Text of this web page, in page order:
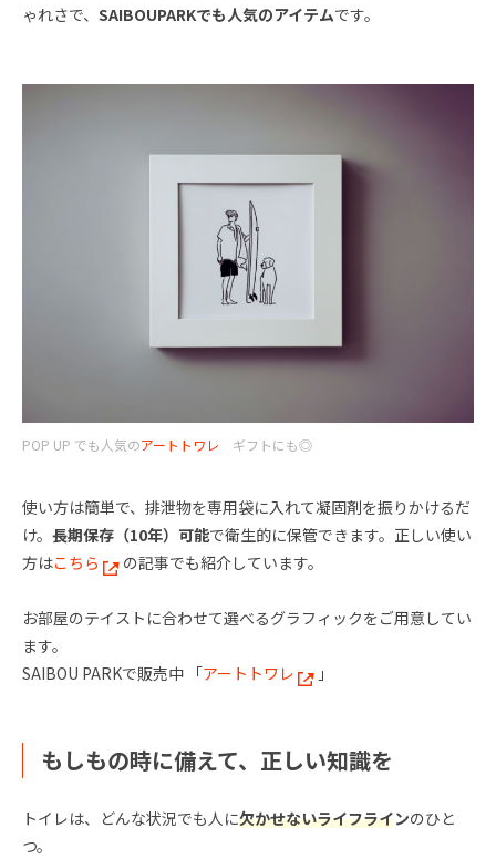
ゃれさで、 SAIBOUPARKでも人気のアイテムです。
POP UP でも人気のアートトワレ ギフトにも◎
使い方は簡単で、排泄物を専用袋に入れて凝固剤を振りかけるだ
け。 長期保存（10年）可能で衛生的に保管できます。正しい使い
方はこちら の記事でも紹介しています。
お部屋のテイストに合わせて選べるグラフィックをご用意してい
ます。
SAIBOU PARKで販売中 「アートトワレ 」
もしもの時に備えて、正しい知識を
トイレは、どんな状況でも人に欠かせないライフラインのひと
つ。